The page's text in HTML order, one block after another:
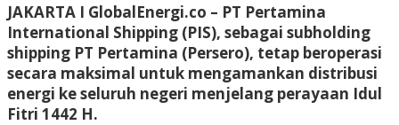
JAKARTA I GlobalEnergi.co – PT Pertamina
International Shipping (PIS), sebagai subholding
shipping PT Pertamina (Persero), tetap beroperasi
secara maksimal untuk mengamankan distribusi
energi ke seluruh negeri menjelang perayaan Idul
Fitri 1442 H.